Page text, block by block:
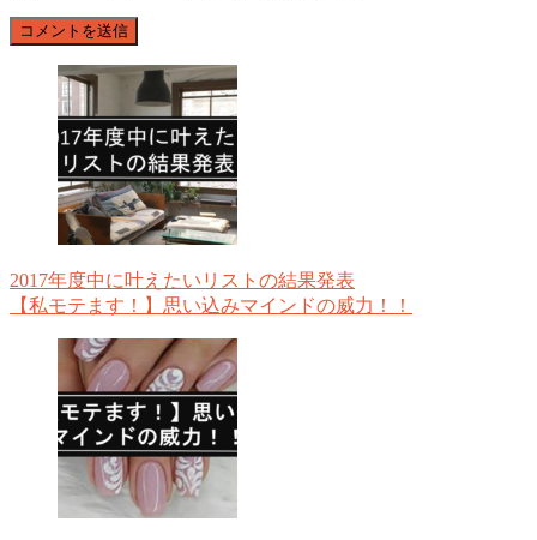
2017年度中に叶えたいリストの結果発表
【私モテます！】思い込みマインドの威力！！